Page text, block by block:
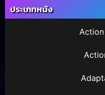
ประเภทหนัง